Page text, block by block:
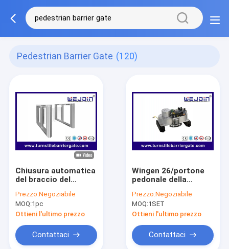
Pedestrian Barrier Gate (120)
Chiusura automatica
del braccio del
barriera
dell'oscillazione
dell'entrata di RFID
SS304
Prezzo:Negoziabile
MOQ:1pc
Ottieni l'ultimo prezzo
Contattaci
Wingen 26/portone
pedonale della
secco, sistema del
controllo di accesso
del cancello girevole
Prezzo:Negoziabile
MOQ:1SET
Ottieni l'ultimo prezzo
Contattaci